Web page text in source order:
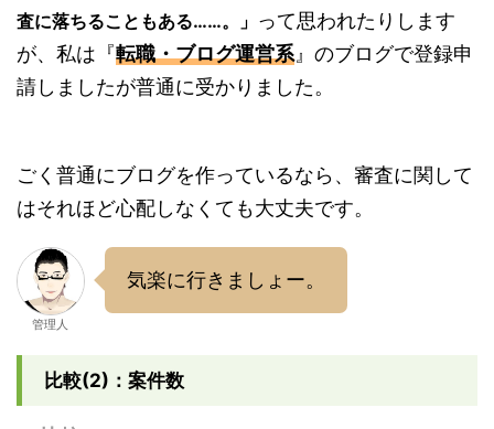
査に落ちることもある……。」 って思われたりします
が、私は『転職・ブログ運営系 』のブログで登録申
請しましたが普通に受かりました。
ごく普通にブログを作っているなら、審査に関して
はそれほど心配しなくても大丈夫です。
管理人
気楽に行きましょー。
比較(2)：案件数